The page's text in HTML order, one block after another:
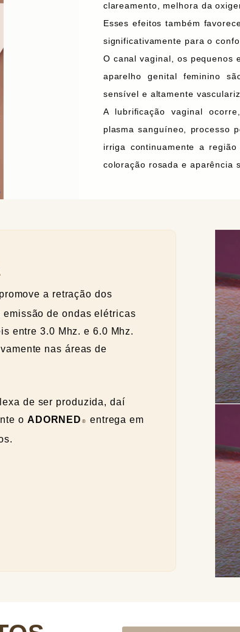
clareamento, melhora da
Esses efeitos também
significativamente para o
O canal vaginal, os pequenos
aparelho genital feminino
sensível e altamente
A lubrificação vaginal
plasma sanguíneo, processo
irriga continuamente a
coloração rosada e aparência
a retração dos
de ondas elétricas
entre 3.0 Mhz. e 6.0 Mhz.
nas áreas de
de ser produzida, daí
o ADORNED ®
entrega em